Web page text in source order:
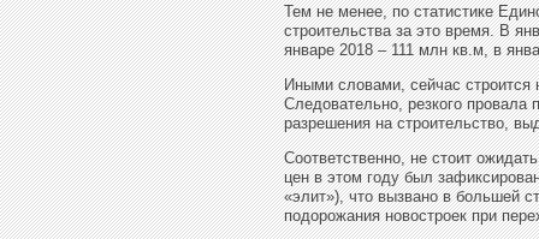
Тем не менее, по статистике
строительства за это время. В
январе 2018 – 111 млн кв.м, в
Иными словами, сейчас строится
Следовательно, резкого
разрешения на строительство,
Соответственно, не стоит
цен в этом году был
«элит»), что вызвано в большей
подорожания новостроек при